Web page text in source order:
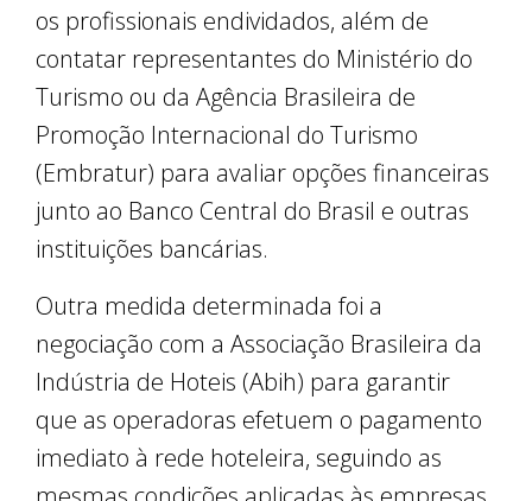
os profissionais endividados, além de
contatar representantes do Ministério do
Turismo ou da Agência Brasileira de
Promoção Internacional do Turismo
(Embratur) para avaliar opções financeiras
junto ao Banco Central do Brasil e outras
instituições bancárias.
Outra medida determinada foi a
negociação com a Associação Brasileira da
Indústria de Hoteis (Abih) para garantir
que as operadoras efetuem o pagamento
imediato à rede hoteleira, seguindo as